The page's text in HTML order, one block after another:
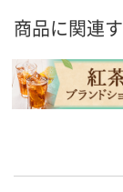
商品に関連